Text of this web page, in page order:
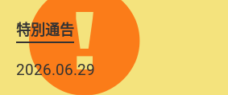
特別通告
2026.06.29